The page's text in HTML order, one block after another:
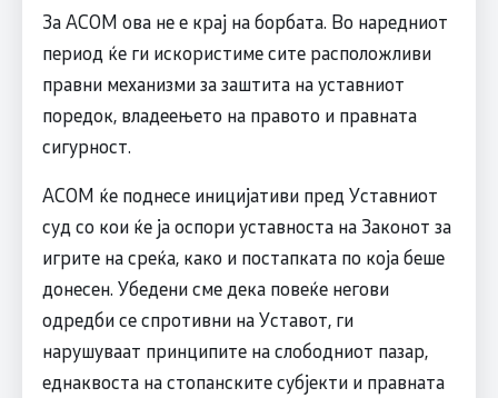
За АСОМ ова не е крај на борбата. Во наредниот
период ќе ги искористиме сите расположливи
правни механизми за заштита на уставниот
поредок, владеењето на правото и правната
сигурност.
АСОМ ќе поднесе иницијативи пред Уставниот
суд со кои ќе ја оспори уставноста на Законот за
игрите на среќа, како и постапката по која беше
донесен. Убедени сме дека повеќе негови
одредби се спротивни на Уставот, ги
нарушуваат принципите на слободниот пазар,
еднаквоста на стопанските субјекти и правната